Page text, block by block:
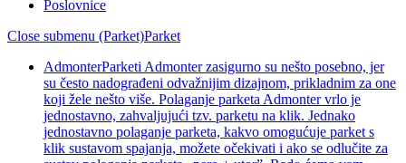
Poslovnice
Close submenu (Parket)Parket
AdmonterParketi Admonter zasigurno su nešto posebno, jer
su često nadograđeni odvažnijim dizajnom, prikladnim za one
koji žele nešto više. Polaganje parketa Admonter vrlo je
jednostavno, zahvaljujući tzv. parketu na klik. Jednako
jednostavno polaganje parketa, kakvo omogućuje parket s
klik sustavom spajanja, možete očekivati i ako se odlučite za